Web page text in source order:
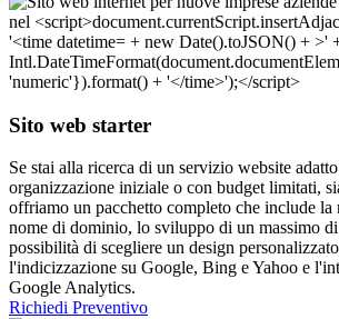
Sito web starter
Se stai alla ricerca di un servizio website
organizzazione iniziale o con budget limitati,
offriamo un pacchetto completo che include la
nome di dominio, lo sviluppo di un massimo
possibilità di scegliere un design
l'indicizzazione su Google, Bing e Yahoo e
Google Analytics.
Richiedi Preventivo